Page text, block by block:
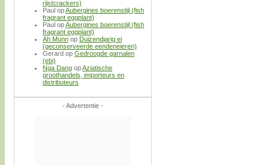
rijstcrackers)
Paul opAubergines boerenstijl (fish
fragrant eggplant)
Paul opAubergines boerenstijl (fish
fragrant eggplant)
Ah Munn op Duizendjarig ei
(geconserveerde eendeneieren)
Gerard op Gedroogde garnalen
(ebi)
Nga Dang opAziatische
groothandels, importeurs en
distributeurs
- Advertentie -